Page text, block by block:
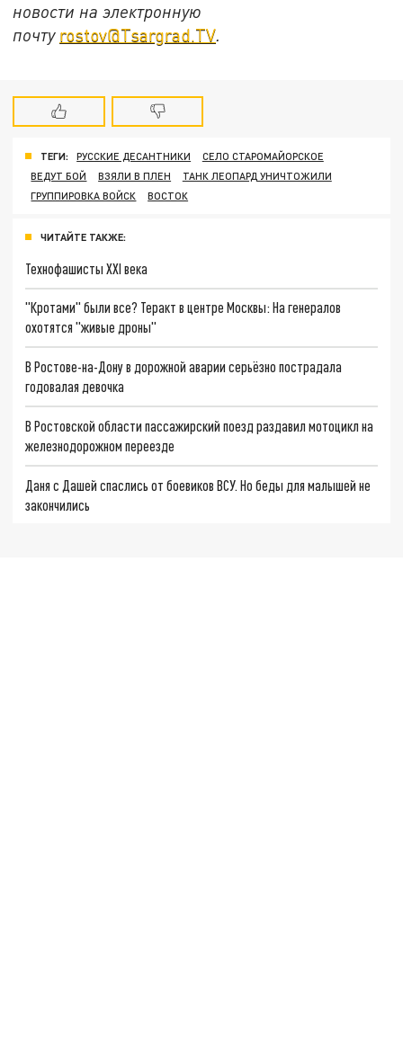
новости на электронную
почту rostov@Tsargrad.ТV.
ТЕГИ: РУССКИЕ ДЕСАНТНИКИ
СЕЛО СТАРОМАЙОРСКОЕ
ВЕДУТ БОЙ
ВЗЯЛИ В ПЛЕН
ТАНК ЛЕОПАРД УНИЧТОЖИЛИ
ГРУППИРОВКА ВОЙСК
ВОСТОК
ЧИТАЙТЕ ТАКЖЕ:
Технофашисты XXI века
"Кротами" были все? Теракт в центре Москвы: На генералов
охотятся "живые дроны"
В Ростове-на-Дону в дорожной аварии серьёзно пострадала
годовалая девочка
В Ростовской области пассажирский поезд раздавил мотоцикл на
железнодорожном переезде
Даня с Дашей спаслись от боевиков ВСУ. Но беды для малышей не
закончились